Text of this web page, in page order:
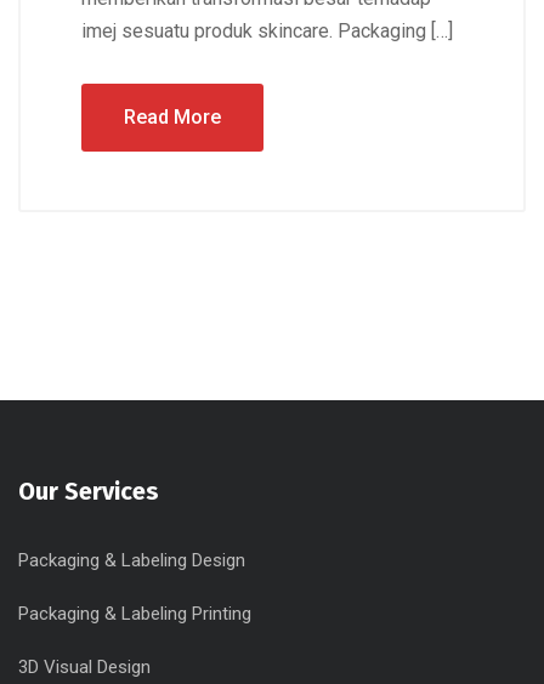
imej sesuatu produk skincare. Packaging […]
Read More
Our Services
Packaging & Labeling Design
Packaging & Labeling Printing
3D Visual Design